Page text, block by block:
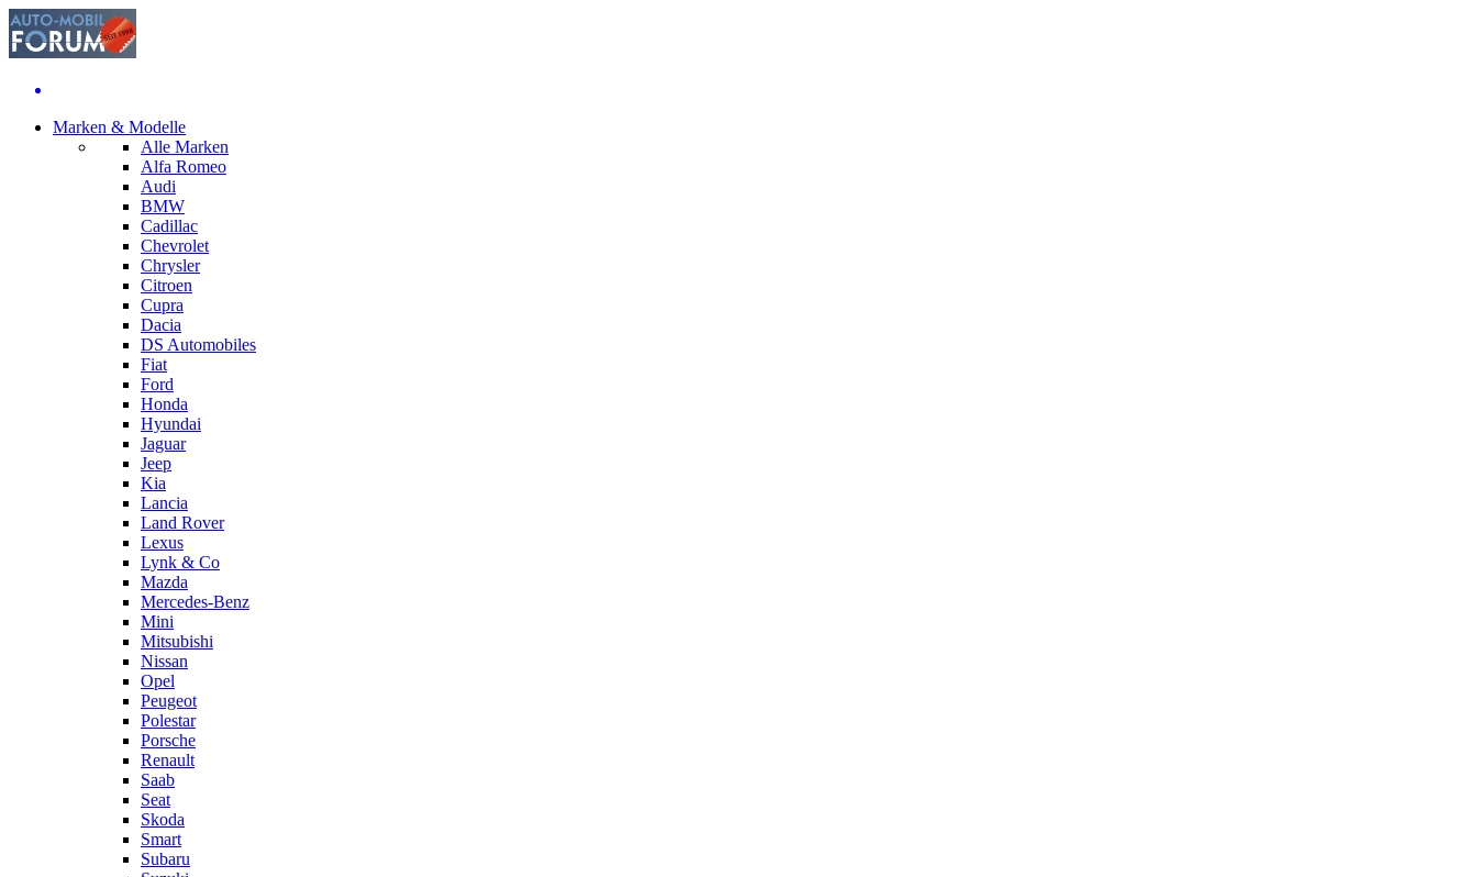
Marken & Modelle
Alle Marken
Alfa Romeo
Audi
BMW
Cadillac
Chevrolet
Chrysler
Citroen
Cupra
Dacia
DS Automobiles
Fiat
Ford
Honda
Hyundai
Jaguar
Jeep
Kia
Lancia
Land Rover
Lexus
Lynk & Co
Mazda
Mercedes-Benz
Mini
Mitsubishi
Nissan
Opel
Peugeot
Polestar
Porsche
Renault
Saab
Seat
Skoda
Smart
Subaru